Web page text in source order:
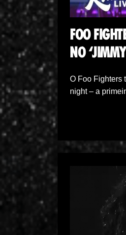
FOO
NO
O Foo Fighters
night – a